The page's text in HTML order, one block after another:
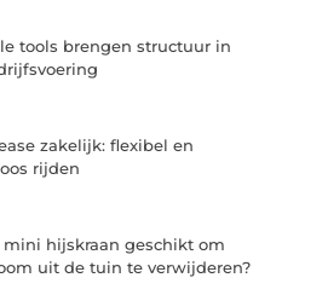
tools brengen structuur in
zakelijk: flexibel en
rijden
mini hijskraan geschikt om
uit de tuin te verwijderen?